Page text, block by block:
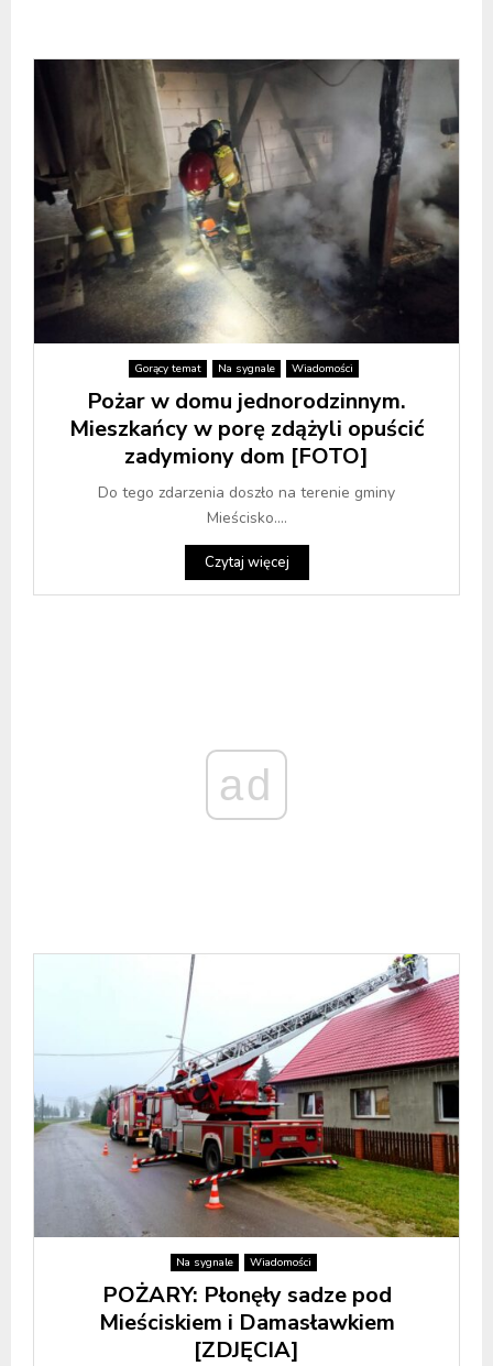
Gorący temat Na sygnale Wiadomości
Pożar w domu jednorodzinnym.
Mieszkańcy w porę zdążyli opuścić
zadymiony dom [FOTO]
Do tego zdarzenia doszło na terenie gminy
Mieścisko....
Czytaj więcej
ad
Na sygnale Wiadomości
POŻARY: Płonęły sadze pod
Mieściskiem i Damasławkiem
[ZDJĘCIA]